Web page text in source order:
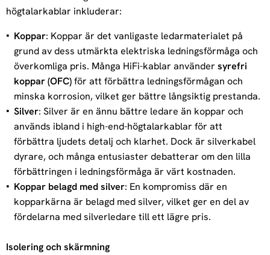
högtalarkablar inkluderar:
Koppar: Koppar är det vanligaste ledarmaterialet på
grund av dess utmärkta elektriska ledningsförmåga och
överkomliga pris. Många HiFi-kablar använder syrefri
koppar (OFC)för att förbättra ledningsförmågan och
minska korrosion, vilket ger bättre långsiktig prestanda.
Silver: Silver är en ännu bättre ledare än koppar och
används ibland i high-end-högtalarkablar för att
förbättra ljudets detalj och klarhet. Dock är silverkabel
dyrare, och många entusiaster debatterar om den lilla
förbättringen i ledningsförmåga är värt kostnaden.
Koppar belagd med silver: En kompromiss där en
kopparkärna är belagd med silver, vilket ger en del av
fördelarna med silverledare till ett lägre pris.
Isolering och skärmning